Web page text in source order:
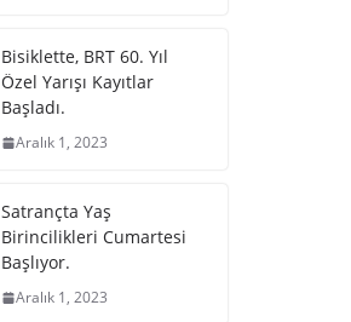
Bisiklette, BRT 60. Yıl
Özel Yarışı Kayıtlar
Başladı.
Aralık 1, 2023
Satrançta Yaş
Birincilikleri Cumartesi
Başlıyor.
Aralık 1, 2023